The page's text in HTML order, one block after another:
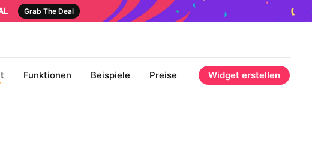
Grab The Deal
Funktionen Beispiele Preise Widget erstellen